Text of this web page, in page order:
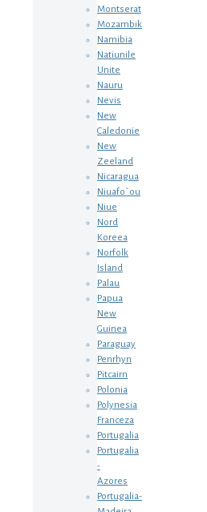
Montserat
Mozambik
Namibia
Natiunile
Unite
Nauru
Nevis
New
Caledonie
New
Zeeland
Nicaragua
Niuafo`ou
Niue
Nord
Koreea
Norfolk
Island
Palau
Papua
New
Guinea
Paraguay
Penrhyn
Pitcairn
Polonia
Polynesia
Franceza
Portugalia
Portugalia
-
Azores
Portugalia-